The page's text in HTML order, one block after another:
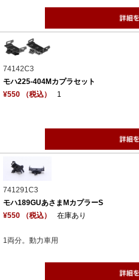
74142C3
モハ225-404Mカプラセット
¥550 （税込）
1
741291C3
モハ189GUあさまMカプラーS
¥550 （税込）
在庫あり
1両分。動力車用